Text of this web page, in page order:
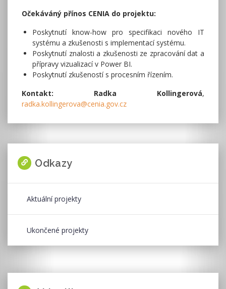
Očekáváný přínos CENIA do projektu:
Poskytnutí know-how pro specifikaci nového IT
systému a zkušenosti s implementací systému.
Poskytnutí znalosti a zkušenosti ze zpracování dat a
přípravy vizualizací v Power BI.
Poskytnutí zkušeností s procesním řízením.
Kontakt: Radka Kollingerová,
radka.kollingerova@cenia.gov.cz
Odkazy
Aktuální projekty
Ukončené projekty